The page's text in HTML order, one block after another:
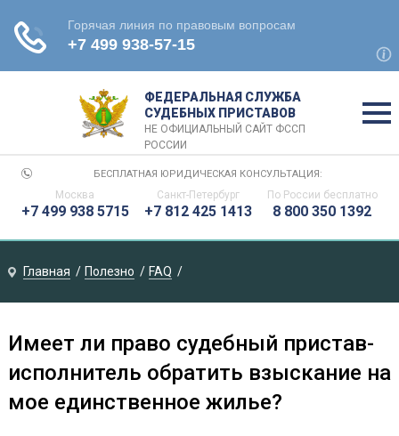
ФЕДЕРАЛЬНАЯ СЛУЖБА
СУДЕБНЫХ ПРИСТАВОВ
НЕ ОФИЦИАЛЬНЫЙ САЙТ ФССП
РОССИИ
БЕСПЛАТНАЯ ЮРИДИЧЕСКАЯ КОНСУЛЬТАЦИЯ:
Москва
+7 499 938 5715
Санкт-Петербург
+7 812 425 1413
По России бесплатно
8 800 350 1392
Главная Полезно FAQ
Имеет ли право судебный пристав-
исполнитель обратить взыскание на
мое единственное жилье?